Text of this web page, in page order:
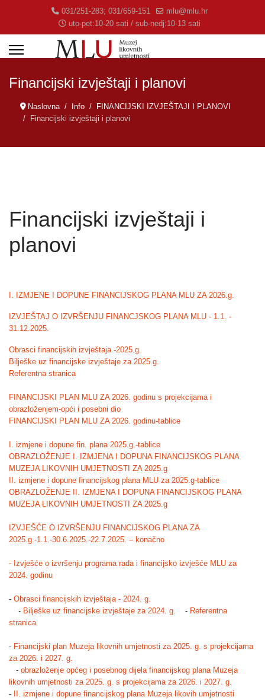
031/251-283; 031/659-151
mlu@mlu.hr
uto-pet:10-20 sati / sub-nedj:10-13 sati
Financijski izvještaji i planovi
Naslovna Info
FINANCIJSKI IZVJEŠTAJI I PLANOVI
Financijski izvještaji i planovi
Financijski izvještaji i
planovi
I. IZMJENE I DOPUNE FINANCIJSKOG PLANA MLU ZA 2026.g.
IZVJEŠTAJ O IZVRŠENJU FINANCJSKOG PLANA MLU - 1.1. -
31.12.2025.
Obrasci financijskih izvještaja -2025.g.
Bilješke uz financijske izvještaje za 2025.g.
Referentna stranica
FINANCIJSKI PLAN MLU ZA 2026. godinu s projekcijama i
obrazloženjem-opći i posebni dio
FINANCIJSKI PLAN MLU ZA 2026. godinu-tablice
I. izmjene i dopune fin. plana 2025.g.-tablice
OBRAZLOŽENJE I. IZMJENA I DOPUNA FINANCIJSKOG PLANA
MUZEJA LIKOVNIH UMJETNOSTI ZA 2025.g
II. izmjene i dopune financijskog plana MLU za 2025.g-tablice
OBRAZLOŽENJE II. IZMJENA I DOPUNA FINANCIJSKOG PLANA
MUZEJA LIKOVNIH UMJETNOSTI ZA 2025.g
IZVJEŠĆE O IZVRŠENJU FINANCIJSKOG PLANA ZA
2025.g.-1.1.-30.6.2025.-22.7.2025. – konačno
- Izvješće o izvršenju programa rada i financijsko izvješće MLU za
2024. godinu
- Obrasci financijskih izvještaja - 2024. g.
- Bilješke uz financijske izvještaje za 2024. g. - Referentna
stranica
- Financijski plan Muzeja likovnih umjetnosti za 2025. g. s projekcijama
za 2026. i 2027. g.
- obrazloženje općeg i posebnog dijela financijskog plana Muzeja
likovnih umjetnosti za 2025. g. s projekcijama za 2026. i 2027. g.
-
II. izmjene i dopune financijskog plana Muzeja likovih umjetnosti